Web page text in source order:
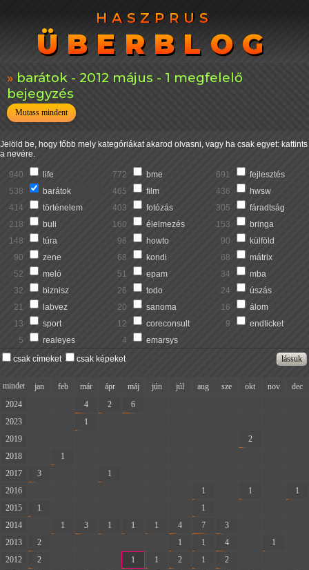
HASZPRUS
ÜBERBLOG
HASZPRUS
ÜBERBLOG
barátok - 2012 május - 1 megfelelő
bejegyzés
Mutass mindent
Jelöld be, hogy főbb mely kategóriákat akarod olvasni, vagy ha csak egyet: kattints
a nevére.
940 life 772 bme 691
fejlesztés
538
barátok 465 film 436
hwsw
414
történelem 403 fotózás 305
fáradtság
218
buli 160 élelmezés 153
bringa
148
túra 96 howto 90
külföld
90
zene 68 kondi 68
mátrix
52
meló 51 epam 34
mba
32
biznisz 26 todo 24
úszás
21
labvez 20 sanoma 16
álom
13
sport 12 coreconsult 9
endticket
5
realeyes 4
emarsys
csak címeket
csak képeket
mindet jan feb már ápr máj jún júl aug sze okt nov
dec
2024
4 2 6
2023
1
2019
2
2018
1
2017
3 1
2016
1 1
1
2015
1 1
2014
1 3 1 1 1 4 7 3
2013
2 1 1 4 1
2012
2 1 1 2 1 2